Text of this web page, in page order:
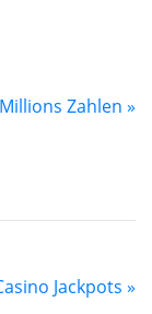
Zahlen »
Jackpots »